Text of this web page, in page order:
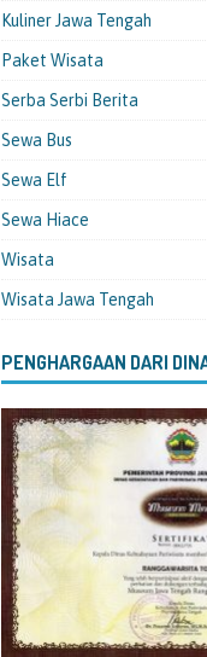
Kuliner Jawa Tengah
Paket Wisata
Serba Serbi Berita
Sewa Bus
Sewa Elf
Sewa Hiace
Wisata
Wisata Jawa Tengah
PENGHARGAAN DARI